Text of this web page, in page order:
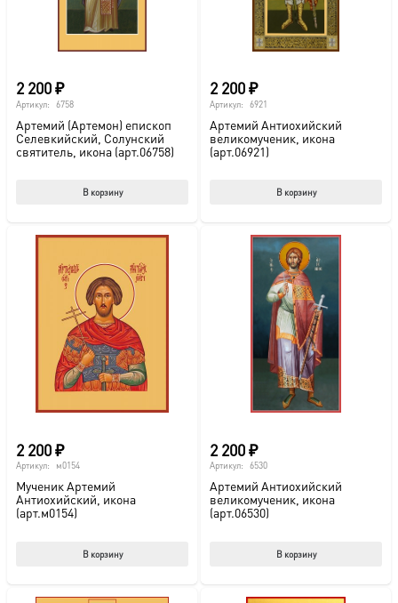
2 200₽
Артикул: 6758
Артемий (Артемон) епископ
Селевкийский, Солунский
святитель, икона (арт.06758)
В корзину
2 200₽
Артикул: 6921
Артемий Антиохийский
великомученик, икона
(арт.06921)
В корзину
2 200₽
Артикул: м0154
Мученик Артемий
Антиохийский, икона
(арт.м0154)
В корзину
2 200₽
Артикул: 6530
Артемий Антиохийский
великомученик, икона
(арт.06530)
В корзину